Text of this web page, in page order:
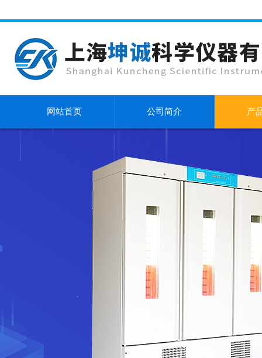
网站首页 公司简介 产